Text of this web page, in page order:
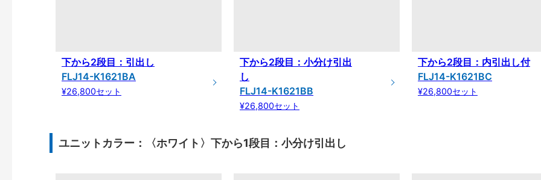
下から2段目：引出し
FLJ14-K1621BA
¥26,800セット
下から2段目：小分け引出
し
FLJ14-K1621BB
¥26,800セット
下から2段目：内引出し付
FLJ14-K1621BC
¥26,800セット
ユニットカラー：〈ホワイト〉下から1段目：小分け引出し